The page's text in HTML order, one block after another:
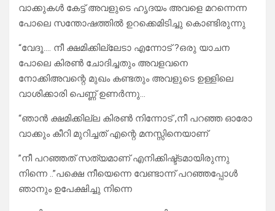
വാക്കുകൾ കേട്ട് അവളുടെ ഹൃദയം അവളെ മറന്നെന്ന
പോലെ സന്തോഷത്തിൽ ഉറക്കെമിടിച്ചു കൊണ്ടിരുന്നു
“വേദൂ…. നീ ക്ഷമിക്കില്ലേടാ എന്നോട് ?ഒരു യാചന
പോലെ കിരൺ ചോദിച്ചതും അവളവനെ
നോക്കിഅവന്റെ മുഖം കണ്ടതും അവളുടെ ഉള്ളിലെ
വാശിക്കാരി പെണ്ണ് ഉണർന്നു…
“ഞാൻ ക്ഷമിക്കില്ല കിരൺ നിന്നോട് ,നീ പറഞ്ഞ ഓരോ
വാക്കും കീറി മുറിച്ചത് എന്റെ മനസ്സിനെയാണ്
”നീ പറഞ്ഞത് സത്യമാണ് എനിക്കിഷ്ട്ടമായിരുന്നു
നിന്നെ ..”പക്ഷെ നീയെന്നെ വേണ്ടാന്ന് പറഞ്ഞപ്പോൾ
ഞാനും ഉപേക്ഷിച്ചു നിന്നെ